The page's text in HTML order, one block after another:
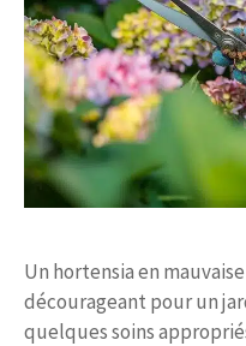
Un hortensia en
décourageant pour un
quelques soins